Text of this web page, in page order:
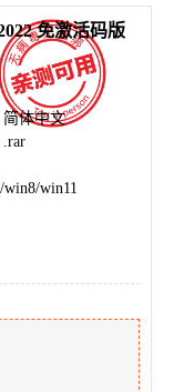
免激活码版
体中文
win11